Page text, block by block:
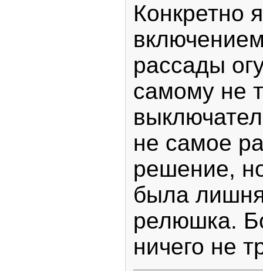
Конкретно
рассады
самому не
не самое
решение,
была
релюшка.
ничего не